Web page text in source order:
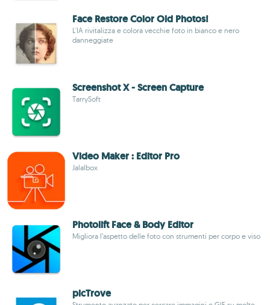
Face Restore Color Old Photos!
L'IA rivitalizza e colora vecchie foto in bianco e nero
danneggiate
Screenshot X - Screen Capture
TarrySoft
Video Maker : Editor Pro
Jalalbox
Photolift Face & Body Editor
Migliora l’aspetto delle foto con strumenti per corpo e viso
picTrove